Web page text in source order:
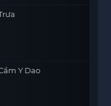
Y Dao